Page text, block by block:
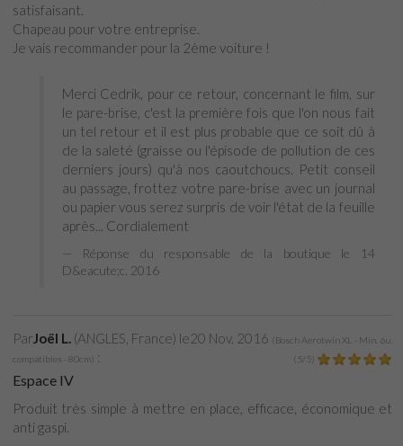
satisfaisant.
Chapeau pour votre entreprise.
Je vais recommander pour la 2ème voiture !
Merci Cedrik, pour ce retour, concernant le film, sur
le pare-brise, c'est la première fois que l'on nous fait
un tel retour et il est plus probable que ce soit dû à
de la saleté (graisse ou l'épisode de pollution de ces
derniers jours) qu'à nos caoutchoucs. Petit conseil
au passage, frottez votre pare-brise avec un journal
ou papier vous serez surpris de voir l'état de la feuille
après... Cordialement
Réponse du responsable de la boutique le 14
D&eacute;c. 2016
ParJoël L. (ANGLES, France) le20 Nov. 2016 (Bosch Aerotwin XL - Min. 6u.
compatibles - 80cm) : ( 5/ 5)
Espace IV
Produit très simple à mettre en place, efficace, économique et
anti gaspi.